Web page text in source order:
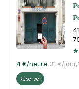
4 €/heure,31 €/jour,
Réserver